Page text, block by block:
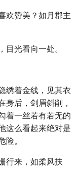
欢赞美？如月郡主
光看向一处。
绣着金线，见其衣
身后，剑眉斜削，
着一丝若有若无的
这么看起来绝对是
。
行来，如柔风扶